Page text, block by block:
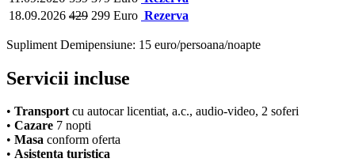
18.09.2026 429 299 Euro Rezerva
Supliment Demipensiune: 15 euro/persoana/noapte
Servicii incluse
• Transportcu autocar licentiat, a.c., audio-video, 2 soferi
• Cazare 7 nopti
• Masa conform oferta
• Asistenta turistica